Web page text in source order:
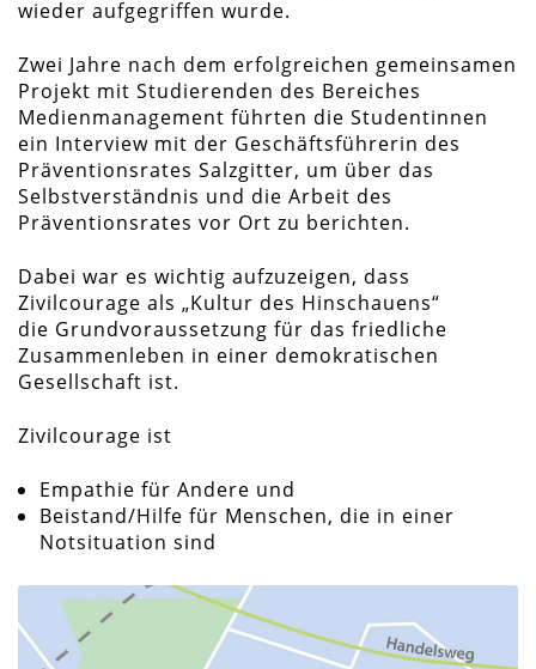
wieder aufgegriffen wurde.
Zwei Jahre nach dem erfolgreichen gemeinsamen
Projekt mit Studierenden des Bereiches
Medienmanagement führten die Studentinnen
ein Interview mit der Geschäftsführerin des
Präventionsrates Salzgitter, um über das
Selbstverständnis und die Arbeit des
Präventionsrates vor Ort zu berichten.
Dabei war es wichtig aufzuzeigen, dass
Zivilcourage als „Kultur des Hinschauens“
die Grundvoraussetzung für das friedliche
Zusammenleben in einer demokratischen
Gesellschaft ist.
Zivilcourage ist
Empathie für Andere und
Beistand/Hilfe für Menschen, die in einer
Notsituation sind